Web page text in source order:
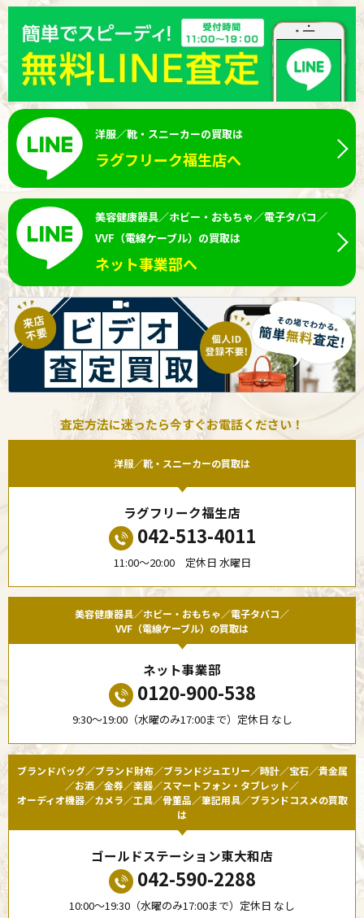
洋服／靴・スニーカーの買取は
ラグフリーク福生店へ
美容健康器具／ホビー・おもちゃ／電子タバコ／
VVF（電線ケーブル）の買取は
ネット事業部へ
査定方法に迷ったら今すぐお電話ください！
洋服／靴・スニーカーの買取は
ラグフリーク福生店
042-513-4011
11:00〜20:00 定休日 水曜日
美容健康器具／ホビー・おもちゃ／電子タバコ／
VVF（電線ケーブル）の買取は
ネット事業部
0120-900-538
9:30〜19:00（水曜のみ17:00まで）定休日 なし
ブランドバッグ／ブランド財布／ブランドジュエリー／時計／宝石／貴金属
／お酒／金券／楽器／スマートフォン・タブレット／
オーディオ機器／カメラ／工具／骨董品／筆記用具／ブランドコスメの買取
は
ゴールドステーション東大和店
042-590-2288
10:00〜19:30（水曜のみ17:00まで）定休日 なし